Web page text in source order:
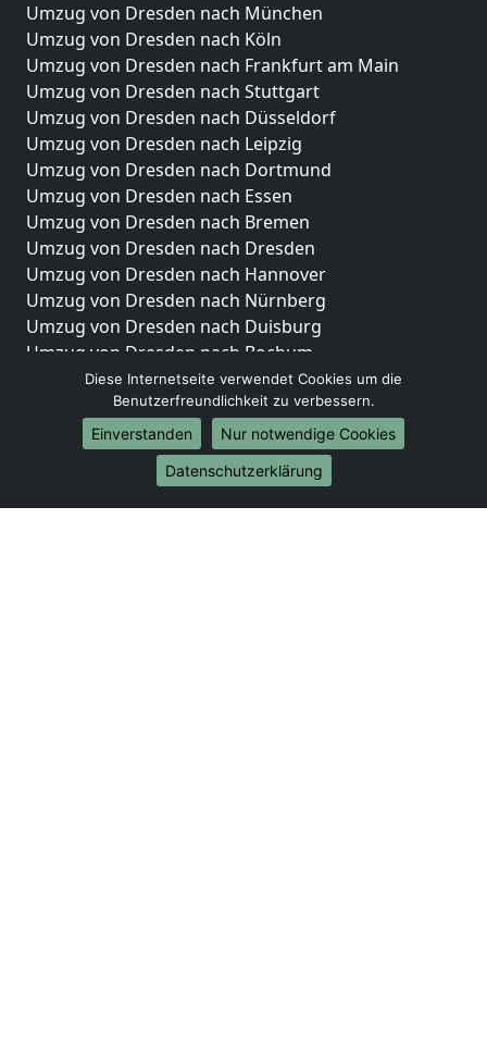
Umzug von Dresden nach München
Umzug von Dresden nach Köln
Umzug von Dresden nach Frankfurt am Main
Umzug von Dresden nach Stuttgart
Umzug von Dresden nach Düsseldorf
Umzug von Dresden nach Leipzig
Umzug von Dresden nach Dortmund
Umzug von Dresden nach Essen
Umzug von Dresden nach Bremen
Umzug von Dresden nach Dresden
Umzug von Dresden nach Hannover
Umzug von Dresden nach Nürnberg
Umzug von Dresden nach Duisburg
Umzug von Dresden nach Bochum
Umzug von Dresden nach Wuppertal
Umzug von Dresden nach Bielefeld
Umzug von Dresden nach Bonn
Umzug von Dresden nach Münster
Diese Internetseite verwendet Cookies um die
Benutzerfreundlichkeit zu verbessern.
Einverstanden
Nur notwendige Cookies
Datenschutzerklärung